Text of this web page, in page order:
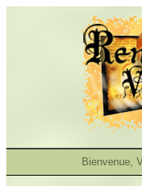
Bienvenue,